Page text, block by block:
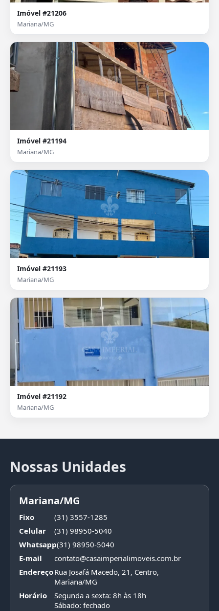
Imóvel #21206
Mariana/MG
Imóvel #21194
Mariana/MG
Imóvel #21193
Mariana/MG
Imóvel #21192
Mariana/MG
Nossas Unidades
Mariana/MG
Fixo
(31) 3557-1285
Celular
(31) 98950-5040
Whatsapp(31) 98950-5040
E-mail
contato@casaimperialimoveis.com.br
EndereçoRua Josafá Macedo, 21, Centro,
Mariana/MG
Horário
Segunda a sexta: 8h às 18h
Sábado: fechado